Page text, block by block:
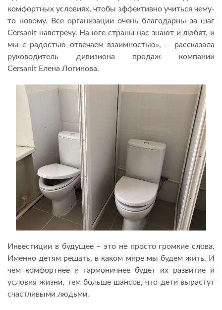
комфортных условиях, чтобы эффективно учиться чему-
то новому. Все организации очень благодарны за шаг
Cersanit навстречу. На юге страны нас знают и любят, и
мы с радостью отвечаем взаимностью», — рассказала
руководитель дивизиона продаж компании
Cersanit Елена Логинова.
Инвестиции в будущее – это не просто громкие слова.
Именно детям решать, в каком мире мы будем жить. И
чем комфортнее и гармоничнее будет их развитие и
условия жизни, тем больше шансов, что дети вырастут
счастливыми людьми.